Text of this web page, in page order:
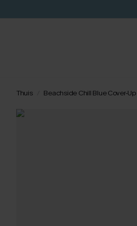
Thuis Beachside Chill Blue Cover-